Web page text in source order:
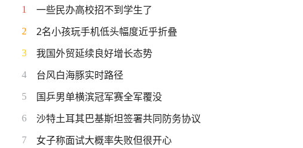
1 一些民办高校招不到学生了
2 2名小孩玩手机低头幅度近乎折叠
3 我国外贸延续良好增长态势
4 台风白海豚实时路径
5 国乒男单横滨冠军赛全军覆没
6 沙特土耳其巴基斯坦签署共同防务协议
7 女子称面试大概率失败但很开心